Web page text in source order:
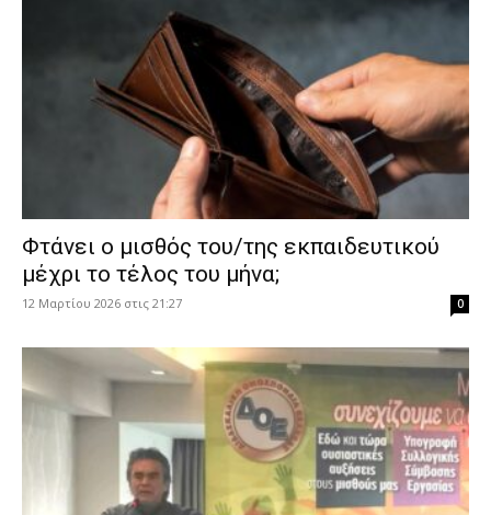
Φτάνει ο μισθός του/της εκπαιδευτικού
μέχρι το τέλος του μήνα;
12 Μαρτίου 2026 στις 21:27 0